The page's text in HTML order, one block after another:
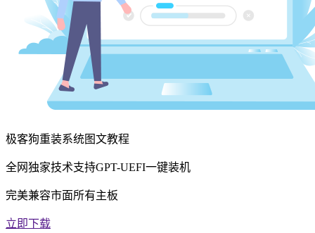
极客狗重装系统图文教程
全网独家技术支持GPT-UEFI一键装机
完美兼容市面所有主板
立即下载